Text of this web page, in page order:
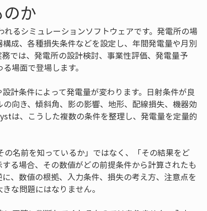
か
るシミュレーションソフトウェアです。発電所の場
成、各種損失条件などを設定し、年間発電量や月別
では、発電所の設計検討、事業性評価、発電量予
場面で登場します。
計条件によって発電量が変わります。日射条件が良
向き、傾斜角、影の影響、地形、配線損失、機器効
は、こうした複数の条件を整理し、発電量を定量的
名前を知っているか」ではなく、「その結果をど
る場合、その数値がどの前提条件から計算されたも
、数値の根拠、入力条件、損失の考え方、注意点を
な問題にはなりません。